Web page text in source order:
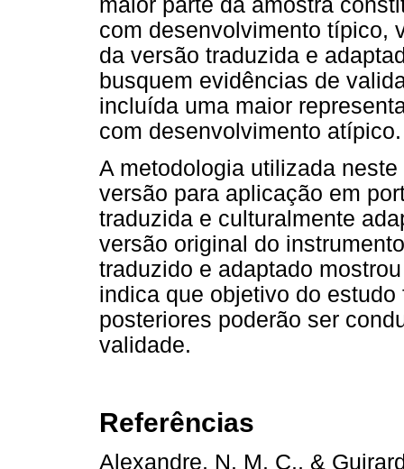
com desenvolvimento típico,
da versão traduzida e
busquem evidências de
incluída uma maior
com desenvolvimento atípico.
A metodologia utilizada
versão para aplicação em
traduzida e culturalmente
versão original do
traduzido e adaptado
indica que objetivo do
posteriores poderão ser
validade.
Referências
Alexandre, N. M. C., &